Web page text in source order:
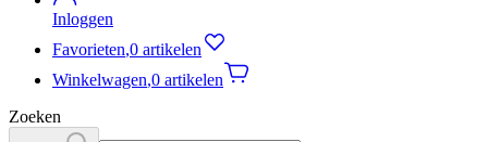
Inloggen
Favorieten,0 artikelen
Winkelwagen,0 artikelen
Zoeken